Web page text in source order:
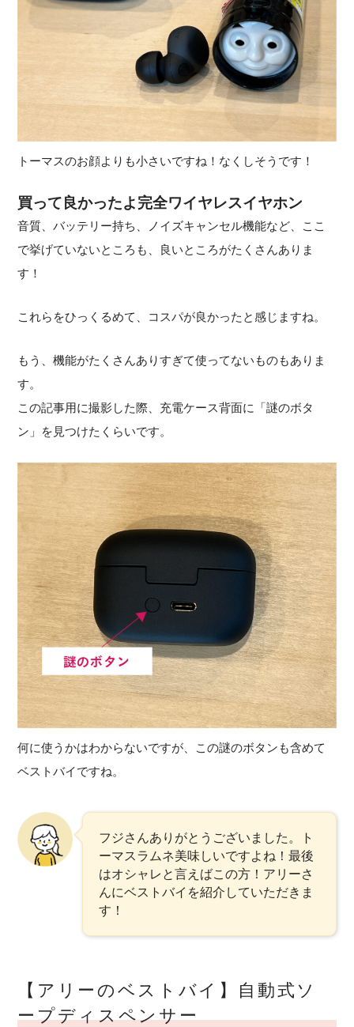
トーマスのお顔よりも小さいですね！なくしそうです！
買って良かったよ完全ワイヤレスイヤホン
音質、バッテリー持ち、ノイズキャンセル機能など、ここ
で挙げていないところも、良いところがたくさんありま
す！
これらをひっくるめて、コスパが良かったと感じますね。
もう、機能がたくさんありすぎて使ってないものもありま
す。
この記事用に撮影した際、充電ケース背面に「謎のボタ
ン」を見つけたくらいです。
何に使うかはわからないですが、この謎のボタンも含めて
ベストバイですね。
フジさんありがとうございました。ト
ーマスラムネ美味しいですよね！最後
はオシャレと言えばこの方！アリーさ
んにベストバイを紹介していただきま
す！
【アリーのベストバイ】自動式ソ
ープディスペンサー